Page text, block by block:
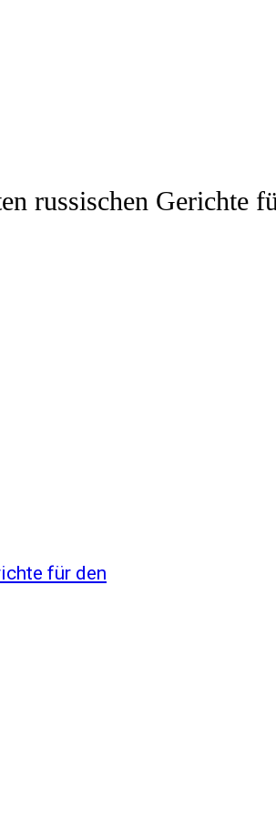
russischen Gerichte
für den